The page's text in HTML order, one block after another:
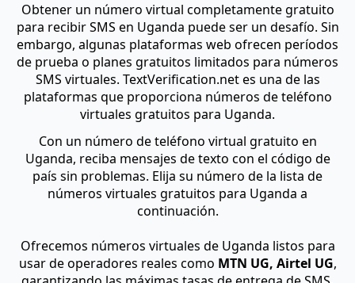
Obtener un número virtual completamente gratuito
para recibir SMS en Uganda puede ser un desafío. Sin
embargo, algunas plataformas web ofrecen períodos
de prueba o planes gratuitos limitados para números
SMS virtuales. TextVerification.net es una de las
plataformas que proporciona números de teléfono
virtuales gratuitos para Uganda.
Con un número de teléfono virtual gratuito en
Uganda, reciba mensajes de texto con el código de
país sin problemas. Elija su número de la lista de
números virtuales gratuitos para Uganda a
continuación.
Ofrecemos números virtuales de Uganda listos para
usar de operadores reales como MTN UG, Airtel UG,